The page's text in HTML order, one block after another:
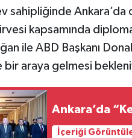
sahipliğinde
kapsamında
ile ABD Başkanı
bir araya gelmesi
Ankara’da
İçeriği